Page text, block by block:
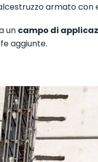
armato
un campo di
aggiunte.